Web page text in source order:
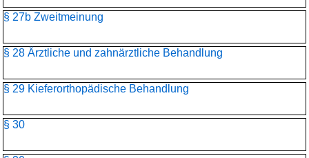
§ 27b Zweitmeinung
§ 28 Ärztliche und zahnärztliche Behandlung
§ 29 Kieferorthopädische Behandlung
§ 30